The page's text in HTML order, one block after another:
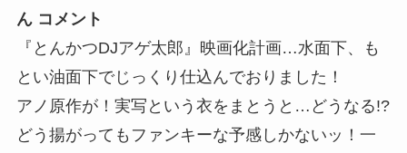
ん コメント
『とんかつDJアゲ太郎』映画化計画…水面下、も
とい油面下でじっくり仕込んでおりました！
アノ原作が！実写という衣をまとうと…どうなる!?
どう揚がってもファンキーな予感しかないッ！一